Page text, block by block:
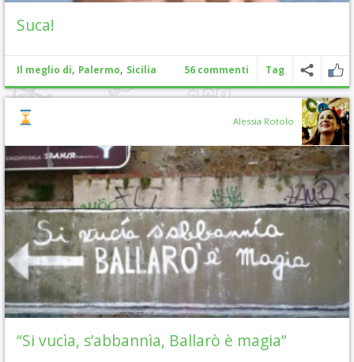
Suca!
Il meglio di, Palermo, Sicilia 56 commenti Tag
Alessia Rotolo
“Si vucìa, s’abbannìa, Ballarò è magia”